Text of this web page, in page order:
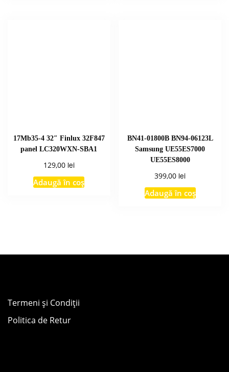
17Mb35-4 32″ Finlux 32F847
panel LC320WXN-SBA1
129,00 lei
Adaugă în coș
BN41-01800B BN94-06123L
Samsung UE55ES7000
UE55ES8000
399,00 lei
Adaugă în coș
Termeni și Condiții
Politica de Retur